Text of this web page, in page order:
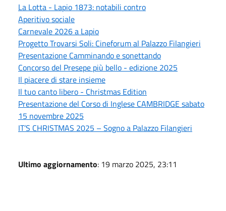
La Lotta - Lapio 1873: notabili contro
Aperitivo sociale
Carnevale 2026 a Lapio
Progetto Trovarsi Soli: Cineforum al Palazzo Filangieri
Presentazione Camminando e sonettando
Concorso del Presepe più bello - edizione 2025
Il piacere di stare insieme
Il tuo canto libero - Christmas Edition
Presentazione del Corso di Inglese CAMBRIDGE sabato
15 novembre 2025
IT’S CHRISTMAS 2025 – Sogno a Palazzo Filangieri
Ultimo aggiornamento: 19 marzo 2025, 23:11